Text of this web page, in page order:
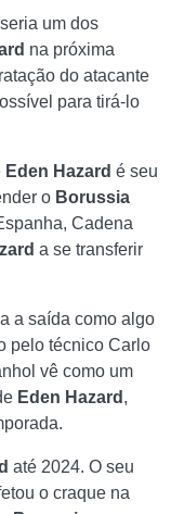
um dos
na próxima
do atacante
para tirá-lo
Eden Hazard é seu
o Borussia
Cadena
a se transferir
a saída como algo
pelo técnico Carlo
vê como um
Eden Hazard ,
até 2024. O seu
o craque na